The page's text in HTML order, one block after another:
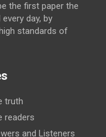
the first paper the
day, by
standards of
truth
readers
and Listeners